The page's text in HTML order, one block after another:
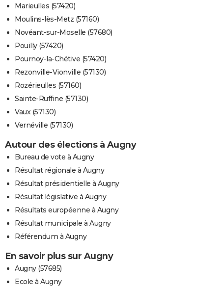
Marieulles (57420)
Moulins-lès-Metz (57160)
Novéant-sur-Moselle (57680)
Pouilly (57420)
Pournoy-la-Chétive (57420)
Rezonville-Vionville (57130)
Rozérieulles (57160)
Sainte-Ruffine (57130)
Vaux (57130)
Vernéville (57130)
Autour des élections à Augny
Bureau de vote à Augny
Résultat régionale à Augny
Résultat présidentielle à Augny
Résultat législative à Augny
Résultats européenne à Augny
Résultat municipale à Augny
Référendum à Augny
En savoir plus sur Augny
Augny (57685)
Ecole à Augny